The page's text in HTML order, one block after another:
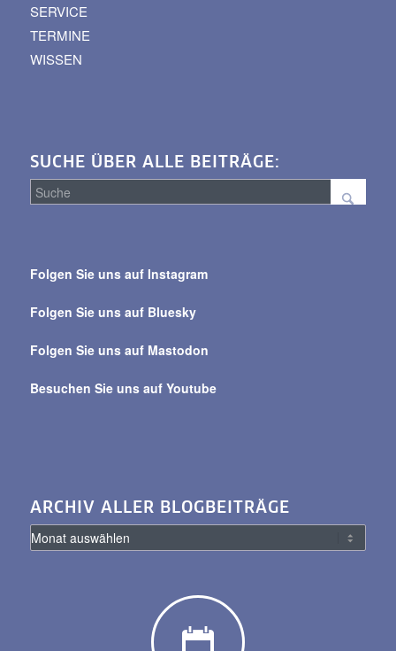
SERVICE
TERMINE
WISSEN
SUCHE ÜBER ALLE BEITRÄGE:
alle
Folgen Sie uns auf Instagram
Folgen Sie uns auf Bluesky
Folgen Sie uns auf Mastodon
Besuchen Sie uns auf Youtube
ARCHIV ALLER BLOGBEITRÄGE